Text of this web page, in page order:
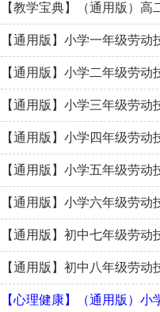
【教学宝典】（通用版）高
【通用版】小学一年级劳动
【通用版】小学二年级劳动
【通用版】小学三年级劳动
【通用版】小学四年级劳动
【通用版】小学五年级劳动
【通用版】小学六年级劳动
【通用版】初中七年级劳动
【通用版】初中八年级劳动
【心理健康】（通用版）小